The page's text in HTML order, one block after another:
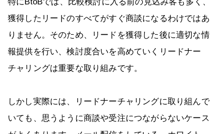
獲得したリードのすべてがすぐ商談になるわけではあ
りません。そのため、リードを獲得した後に適切な情
報提供を行い、検討度合いを高めていくリードナー
チャリングは重要な取り組みです。
しかし実際には、リードナーチャリングに取り組んで
いても、思うように商談や受注につながらないケース